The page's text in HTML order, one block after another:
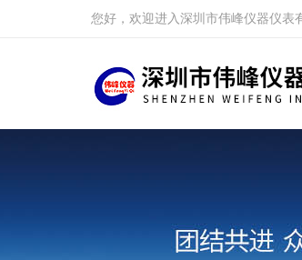
您好，欢迎进入深圳市伟峰仪器仪表